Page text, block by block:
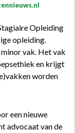
Opleiding
opleiding.
vak. Het vak
en krijgt
worden
een nieuwe
advocaat van de